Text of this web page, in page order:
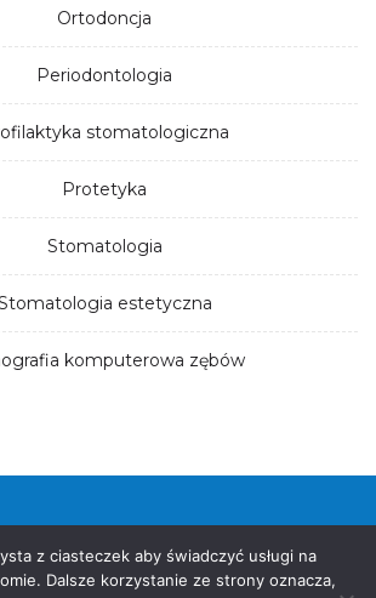
Ortodoncja
Periodontologia
stomatologiczna
Protetyka
Stomatologia
estetyczna
komputerowa zębów
Wszystkie prawa zastrzeżone
REGULAMIN
z ciasteczek aby świadczyć usługi na
Dalsze korzystanie ze strony oznacza,